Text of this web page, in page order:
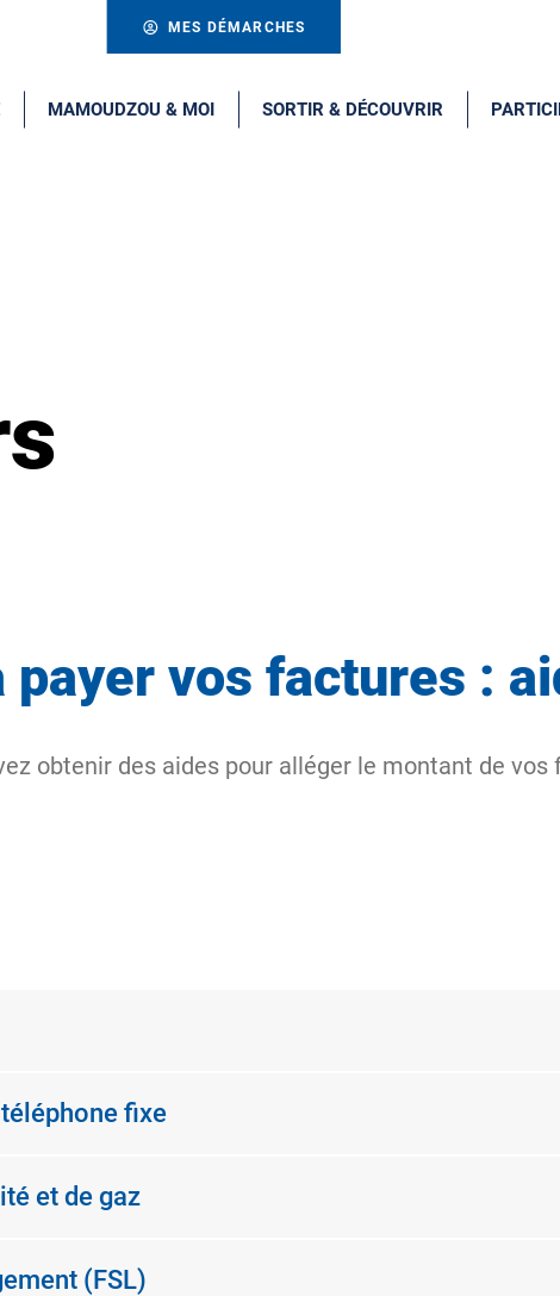
MES DÉMARCHES
MAMOUDZOU & MOI SORTIR & DÉCOUVRIR
payer vos factures :
obtenir des aides pour alléger le montant de vos
fixe
et de gaz
(FSL)